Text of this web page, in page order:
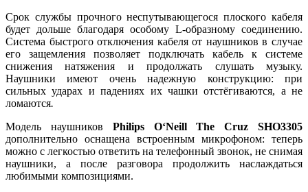
Срок службы прочного неспутывающегося плоского кабеля
будет дольше благодаря особому L-образному соединению.
Система быстрого отключения кабеля от наушников в случае
его защемления позволяет подключать кабель к системе
снижения натяжения и продолжать слушать музыку.
Наушники имеют очень надежную конструкцию: при
сильных ударах и падениях их чашки отстёгиваются, а не
ломаются.
Модель наушников Philips O‘Neill The Cruz SHO3305
дополнительно оснащена встроенным микрофоном: теперь
можно с легкостью ответить на телефонный звонок, не снимая
наушники, а после разговора продолжить наслаждаться
любимыми композициями.